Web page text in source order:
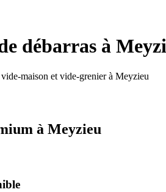
débarras à
maison et vide-grenier à Meyzieu
à Meyzieu